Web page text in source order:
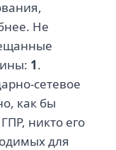
Не
1.
сетевое
как бы
никто его
для